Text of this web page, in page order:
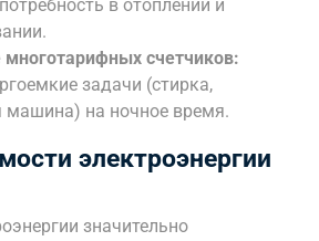
в отоплении и
многотарифных счетчиков:
задачи (стирка,
машина) на ночное время.
электроэнергии
значительно